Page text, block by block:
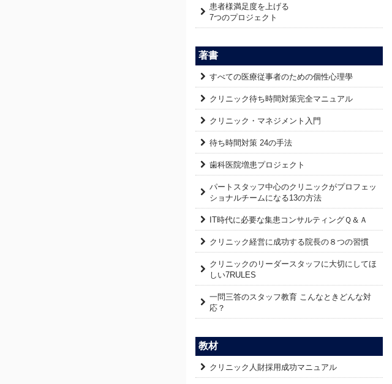
患者様満足度を上げる
7つのプロジェクト
著書
すべての医療従事者のための個性心理學
クリニック待ち時間対策完全マニュアル
クリニック・マネジメント入門
待ち時間対策 24の手法
歯科医院増患プロジェクト
パートスタッフ中心のクリニックがプロフェッ
ショナルチームになる13の方法
IT時代に必要な集患コンサルティングＱ＆Ａ
クリニック経営に成功する院長の８つの習慣
クリニックのリーダースタッフに大切にしてほ
しい7RULES
一問三答のスタッフ教育 こんなときどんな対
応？
教材
クリニック人財採用成功マニュアル